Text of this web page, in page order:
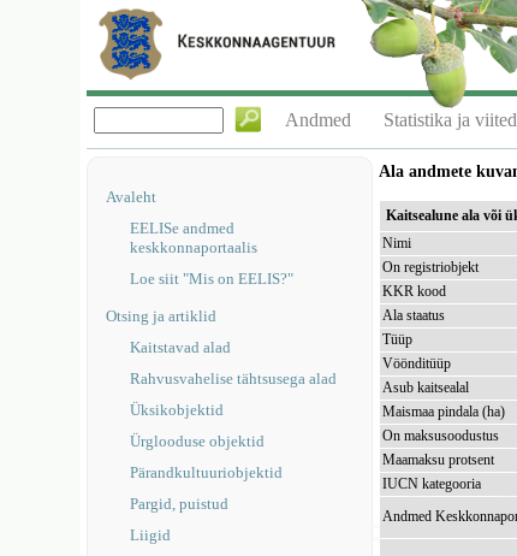
Andmed Statistika ja viited
Avaleht
EELISe andmed
keskkonnaportaalis
Loe siit "Mis on EELIS?"
Otsing ja artiklid
Kaitstavad alad
Rahvusvahelise tähtsusega alad
Üksikobjektid
Ürglooduse objektid
Pärandkultuuriobjektid
Pargid, puistud
Liigid
Ala andmete
Kaitsealune ala või
Nimi
On registriobjekt
KKR kood
Ala staatus
Tüüp
Vöönditüüp
Asub kaitsealal
Maismaa pindala (ha)
On maksusoodustus
Maamaksu protsent
IUCN kategooria
Andmed